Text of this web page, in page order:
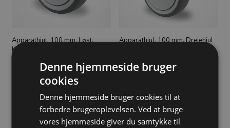
Apparathjul, 100 mm, Løst,
Kugleleje, TPR, 100 kg, 95 shore
DKK
Apparathjul, 100 mm, Drejehjul
med bremse, Bolthul, Kugleleje,
115,00 DKK
Denne hjemmeside bruger
cookies
Denne hjemmeside bruger cookies til at
forbedre brugeroplevelsen. Ved at bruge
vores hjemmeside giver du samtykke til